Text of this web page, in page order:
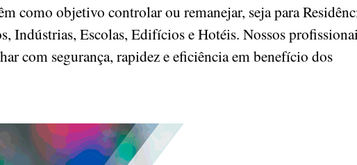
como objetivo controlar ou remanejar, seja para
Indústrias, Escolas, Edifícios e Hotéis. Nossos
com segurança, rapidez e eficiência em benefício dos